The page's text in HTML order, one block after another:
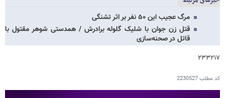
مرگ عجیب این ۵۰ نفر بر اثر تشنگی
قتل زن جوان با شلیک گلوله برادرش / همدستی شوهر مقتول با
قاتل در صحنه‌سازی
۲۳۳۲۱۷
کد مطلب2230527